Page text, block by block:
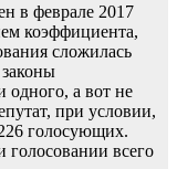
в феврале 2017
коэффициента,
сложилась
одного, а вот не
при условии,
голосующих.
всего